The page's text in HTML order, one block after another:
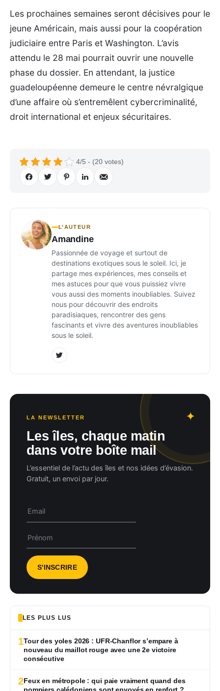
Les prochaines semaines seront décisives pour le
jeune Américain, mais aussi pour la coopération
judiciaire entre Paris et Washington. L’avis
attendu le 28 mai pourrait ouvrir une nouvelle
phase du dossier. En attendant, la justice
guadeloupéenne demeure le centre névralgique
d’une affaire où s’entremêlent cybercriminalité,
droit international et enjeux sécuritaires.
4/5 - (20 votes)
L’AUTEUR
Amandine
Passionnée de voyage et surtout de
destinations exotiques sous le soleil. Ici, je
partage mes expériences, mes conseils et
mes astuces pour que vous puissiez vivre
vous aussi des moments inoubliables. Suivez
nous pour découvrir des endroits
paradisiaques, rencontrer des gens
fascinants et vivre des aventures inoubliables
sous le soleil.
LA NEWSLETTER
Les îles, chaque matin
dans votre boîte mail
L’essentiel de l’actu des îles et nos idées d’évasion.
Gratuit, un envoi par jour.
LES PLUS LUS
1Tour des yoles 2026 : UFR-Chanflor s’empare à
nouveau du maillot rouge avec une 2e victoire
consécutive
2Feux en métropole : qui paie vraiment quand des